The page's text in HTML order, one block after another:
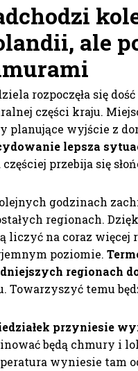
i, ale
rozpoczęła się
części kraju.
planujące wyjście z
lepsza
częściej przebija się
godzinach
regionach.
liczyć na coraz więcej
poziomie.
regionach
Towarzyszyć temu
przyniesie
będą chmury i
wyniesie tam